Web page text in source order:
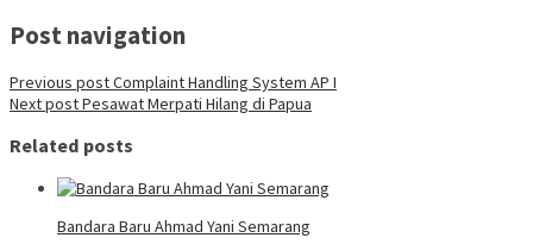
Post navigation
Previous postComplaint Handling System AP I
Next postPesawat Merpati Hilang di Papua
Related posts
Bandara Baru Ahmad Yani Semarang